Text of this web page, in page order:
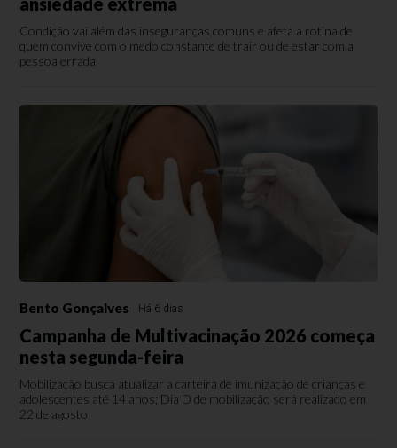
Condição vai além das inseguranças comuns e afeta a rotina de
quem convive com o medo constante de trair ou de estar com a
pessoa errada
Bento Gonçalves Há 6 dias
Campanha de Multivacinação 2026 começa
nesta segunda-feira
Mobilização busca atualizar a carteira de imunização de crianças e
adolescentes até 14 anos; Dia D de mobilização será realizado em
22 de agosto